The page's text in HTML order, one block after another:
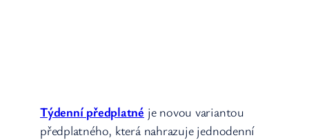
Týdenní předplatné je novou variantou
předplatného, která nahrazuje jednodenní